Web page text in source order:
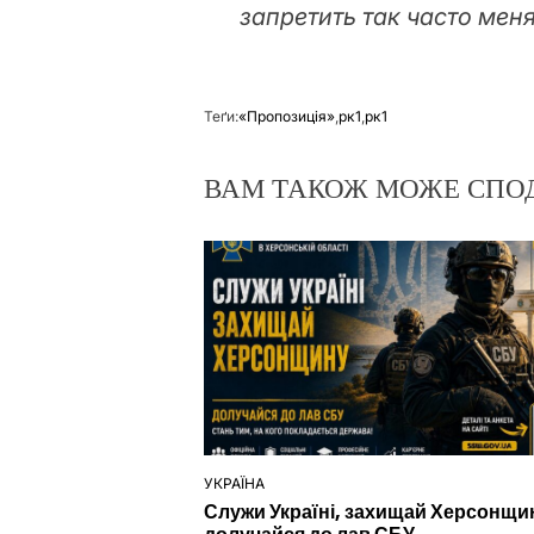
запретить так часто
Теґи:«Пропозиція»,рк1,рк1
ВАМ ТАКОЖ МОЖЕ
ОПУБЛІКУВАТИ
У
УКРАЇНА
Служи Україні, захищай